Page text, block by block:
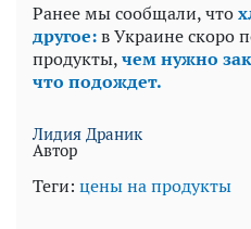
Ранее мы сообщали, что
другое:в Украине скоро
продукты,чем нужно
что подождет.
Лидия Драник
Автор
Теги: цены на продукты